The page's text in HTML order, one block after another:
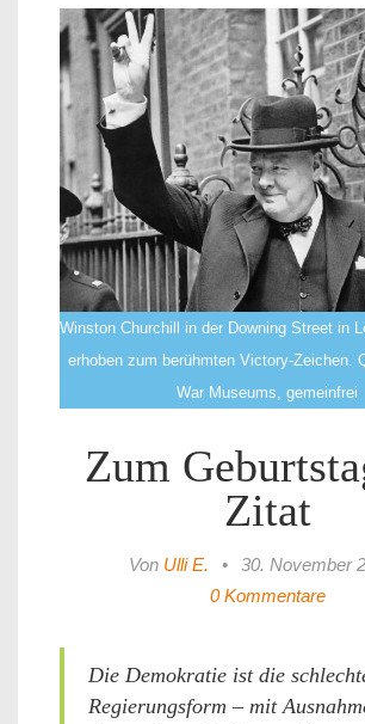
Winston Churchill in der Downing Street in
erhoben zum berühmten Victory-Zeichen.
War Museums, gemeinfrei
Zum
Zitat
Von Ulli E. • 30. November
0 Kommentare
Die Demokratie ist die
Regierungsform – mit